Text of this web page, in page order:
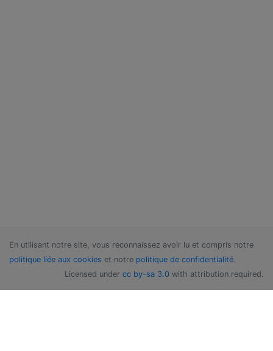
En utilisant notre site, vous reconnaissez avoir lu et compris notre
politique liée aux cookies et notre politique de confidentialité.
Licensed under cc by-sa 3.0 with attribution required.